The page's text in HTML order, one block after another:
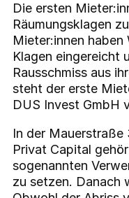
Die ersten
Räumungsklagen
Mieter:innen haben
Klagen eingereicht
Rausschmiss aus
steht der erste
DUS Invest GmbH
In der
Privat Capital
sogenannten
zu setzen. Danach